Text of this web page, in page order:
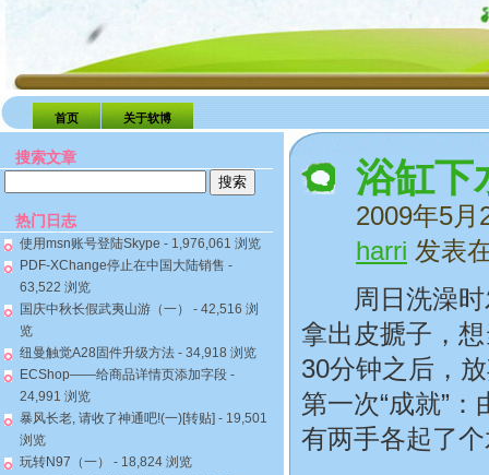
首页 关于软博
搜索文章
热门日志
使用msn账号登陆Skype - 1,976,061 浏览
PDF-XChange停止在中国大陆销售 -
63,522 浏览
国庆中秋长假武夷山游（一）
- 42,516 浏
览
纽曼触觉A28固件升级方法 - 34,918 浏览
ECShop——给商品详情页添加字段 -
24,991 浏览
暴风长老, 请收了神通吧!(一)[转贴] - 19,501
浏览
玩转N97（一）
- 18,824 浏览
浴缸下
2009年5月
harri 发表
周日洗澡时
拿出皮搋子，
30分钟之后，
第一次“成就”
有两手各起了